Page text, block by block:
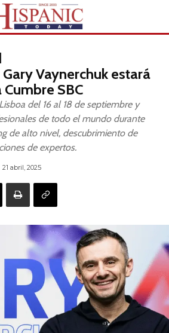
Vaynerchuk estará
SBC
del 16 al 18 de septiembre y
de todo el mundo durante
de alto nivel, descubrimiento de
de expertos.
21 abril, 2025